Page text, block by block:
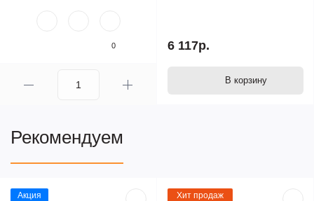
0 6 117р.
В корзину
Рекомендуем
Акция Хит продаж